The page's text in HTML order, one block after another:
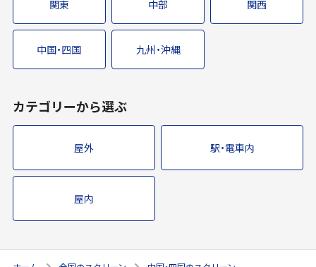
関東 中部 関西
中国・四国 九州・沖縄
カテゴリーから選ぶ
屋外 駅・電車内
屋内